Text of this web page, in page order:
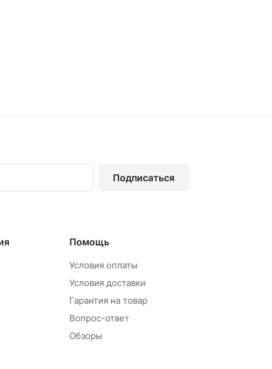
Подписаться
Помощь
Условия оплаты
Условия доставки
Гарантия на товар
Вопрос-ответ
Обзоры